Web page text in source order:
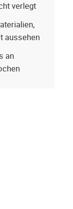
verlegt
aussehen
an